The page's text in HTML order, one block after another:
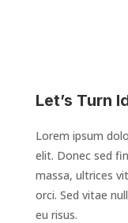
Let’s Turn
Lorem ipsum
elit. Donec sed
massa, ultrices
orci. Sed vitae
eu risus.